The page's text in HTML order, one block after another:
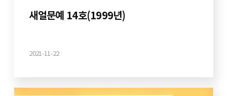
새얼문예 14호(1999년)
2021-11-22